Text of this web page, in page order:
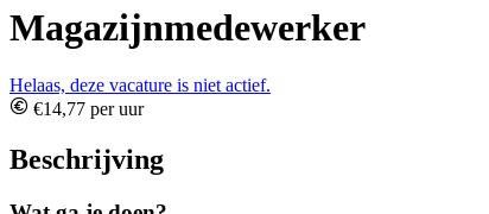
Magazijnmedewerker
Helaas, deze vacature is niet actief.
€14,77 per uur
Beschrijving